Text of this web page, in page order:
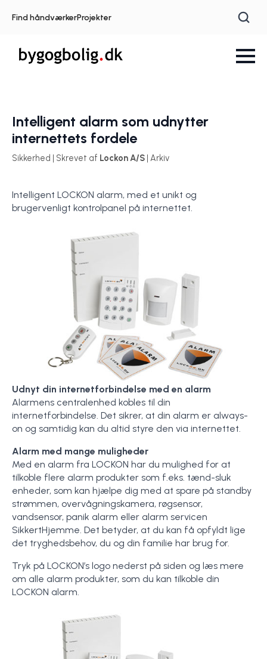
Find håndværkerProjekter
Intelligent alarm som udnytter
internettets fordele
Sikkerhed | Skrevet af Lockon A/S | Arkiv
Intelligent LOCKON alarm, med et unikt og
brugervenligt kontrolpanel på internettet.
Udnyt din internetforbindelse med en alarm
Alarmens centralenhed kobles til din
internetforbindelse. Det sikrer, at din alarm er always-
on og samtidig kan du altid styre den via internettet.
Alarm med mange muligheder
Med en alarm fra LOCKON har du mulighed for at
tilkoble flere alarm produkter som f.eks. tænd-sluk
enheder, som kan hjælpe dig med at spare på standby
strømmen, overvågningskamera, røgsensor,
vandsensor, panik alarm eller alarm servicen
SikkertHjemme. Det betyder, at du kan få opfyldt lige
det tryghedsbehov, du og din familie har brug for.
Tryk på LOCKON’s logo nederst på siden og læs mere
om alle alarm produkter, som du kan tilkoble din
LOCKON alarm.